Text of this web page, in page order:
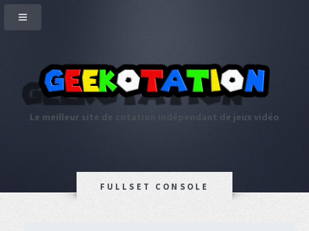
Le meilleur site de cotation indépendant de jeux vidéo
FULLSET CONSOLE